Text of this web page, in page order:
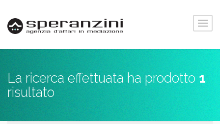
La ricerca effettuata ha prodotto 1
risultato